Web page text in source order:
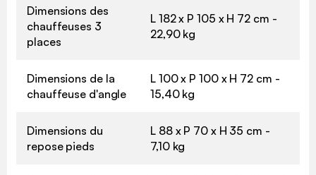
Dimensions des
chauffeuses 3
places
L 182 x P 105 x H 72 cm -
22,90 kg
Dimensions de la
chauffeuse d'angle
L 100 x P 100 x H 72 cm -
15,40 kg
Dimensions du
repose pieds
L 88 x P 70 x H 35 cm -
7,10 kg